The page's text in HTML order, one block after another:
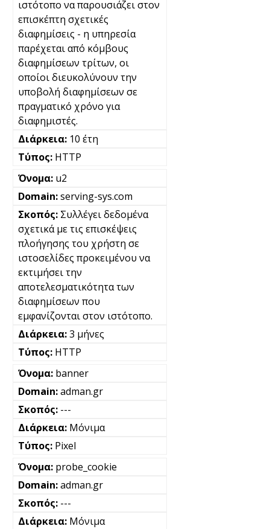
ιστότοπο να παρουσιάζει στον
επισκέπτη σχετικές
διαφημίσεις - η υπηρεσία
παρέχεται από κόμβους
διαφημίσεων τρίτων, οι
οποίοι διευκολύνουν την
υποβολή διαφημίσεων σε
πραγματικό χρόνο για
διαφημιστές.
10 έτη
HTTP
u2
serving-sys.com
Συλλέγει δεδομένα
σχετικά με τις επισκέψεις
πλοήγησης του χρήστη σε
ιστοσελίδες προκειμένου να
εκτιμήσει την
αποτελεσματικότητα των
διαφημίσεων που
εμφανίζονται στον ιστότοπο.
3 μήνες
HTTP
banner
adman.gr
---
Μόνιμα
Pixel
probe_cookie
adman.gr
---
Μόνιμα